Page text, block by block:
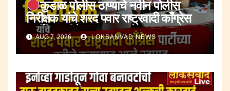
कुडाळ पोलीस ठाण्याचे नवीन पोलीस
निरीक्षक यांचे शरद पवार राष्ट्रवादी काँग्रेस
पार्टीच्या वतीने करण्यात आले स्वागत.
AUG 7, 2026 LOKSANVAD NEWS